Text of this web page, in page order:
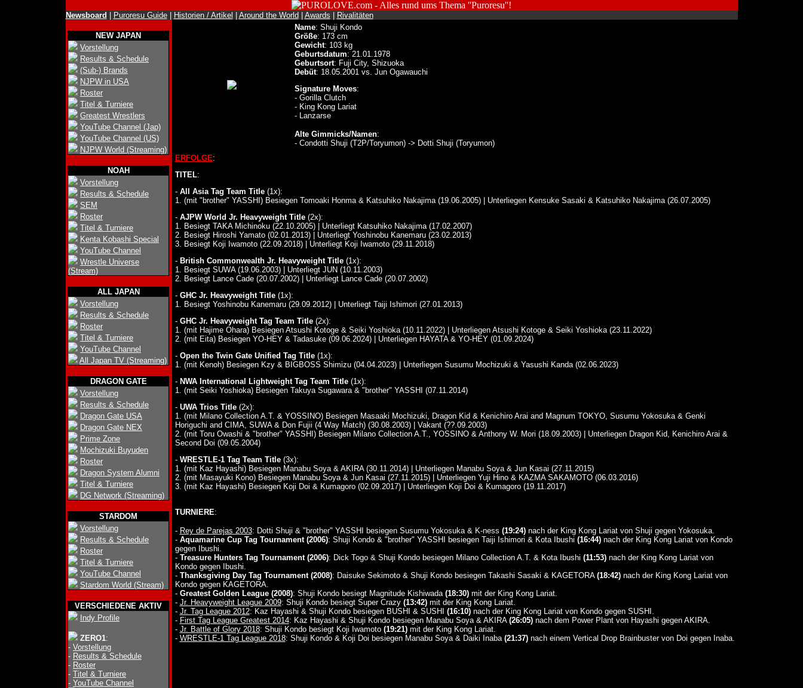
Newsboard Puroresu Guide| Historien / Artikel Around the World Awards Rivalitäten
NEW JAPAN
Vorstellung
Results & Schedule
(Sub-) Brands
NJPW in USA
Roster
Titel & Turniere
Greatest Wrestlers
YouTube Channel (Jap)
YouTube Channel (US)
NJPW World (Streaming)
NOAH
Vorstellung
Results & Schedule
SEM
Roster
Titel & Turniere
Kenta Kobashi Special
YouTube Channel
Wrestle Universe
(Stream)
ALL JAPAN
Vorstellung
Results & Schedule
Roster
Titel & Turniere
YouTube Channel
All Japan TV (Streaming)
DRAGON GATE
Vorstellung
Results & Schedule
Dragon Gate USA
Dragon Gate NEX
Prime Zone
Mochizuki Buyuden
Roster
Dragon System Alumni
Titel & Turniere
DG Network (Streaming)
STARDOM
Vorstellung
Results & Schedule
Roster
Titel & Turniere
YouTube Channel
Stardom World (Stream)
VERSCHIEDENE AKTIV
Indy Profile
ZERO1:
- Vorstellung
- Results & Schedule
- Roster
- Titel & Turniere
- YouTube Channel
Name: Shuji Kondo
Größe: 173 cm
Gewicht: 103 kg
Geburtsdatum: 21.01.1978
Geburtsort: Fuji City, Shizuoka
Debüt: 18.05.2001 vs. Jun Ogawauchi
Signature Moves:
- Gorilla Clutch
- King Kong Lariat
- Lanzarse
Alte Gimmicks/Namen:
- Condotti Shuji (T2P/Toryumon) -> Dotti Shuji (Toryumon)
ERFOLGE:
TITEL:
- All Asia Tag Team Title(1x):
1. (mit "brother" YASSHI) Besiegen Tomoaki Honma & Katsuhiko Nakajima (19.06.2005) | Unterliegen Kensuke Sasaki & Katsuhiko Nakajima (26.07.2005)
- AJPW World Jr. Heavyweight Title(2x):
1. Besiegt TAKA Michinoku (22.10.2005) | Unterliegt Katsuhiko Nakajima (17.02.2007)
2. Besiegt Hiroshi Yamato (02.01.2013) | Unterliegt Yoshinobu Kanemaru (23.02.2013)
3. Besiegt Koji Iwamoto (22.09.2018) | Unterliegt Koji Iwamoto (29.11.2018)
- British Commonwealth Jr. Heavyweight Title(1x):
1. Besiegt SUWA (19.06.2003) | Unterliegt JUN (10.11.2003)
2. Besiegt Lance Cade (20.07.2002) | Unterliegt Lance Cade (20.07.2002)
- GHC Jr. Heavyweight Title(1x):
1. Besiegt Yoshinobu Kanemaru (29.09.2012) | Unterliegt Taiji Ishimori (27.01.2013)
- GHC Jr. Heavyweight Tag Team Title(2x):
1. (mit Hajime Ohara) Besiegen Atsushi Kotoge & Seiki Yoshioka (10.11.2022) | Unterliegen Atsushi Kotoge & Seiki Yoshioka (23.11.2022)
2. (mit Eita) Besiegen YO-HEY & Tadasuke (09.06.2024) | Unterliegen HAYATA & YO-HEY (01.09.2024)
- Open the Twin Gate Unified Tag Title(1x):
1. (mit Kenoh) Besiegen Kzy & BIGBOSS Shimizu (04.04.2023) | Unterliegen Susumu Mochizuki & Yasushi Kanda (02.06.2023)
- NWA International Lightweight Tag Team Title(1x):
1. (mit Seiki Yoshioka) Besiegen Takuya Sugawara & "brother" YASSHI (07.11.2014)
- UWA Trios Title(2x):
1. (mit Milano Collection A.T. & YOSSINO) Besiegen Masaaki Mochizuki, Dragon Kid & Kenichiro Arai and Magnum TOKYO, Susumu Yokosuka & Genki
Horiguchi and CIMA, SUWA & Don Fujii (4 Way Match) (30.08.2003) | Vakant (??.09.2003)
2. (mit Toru Owashi & "brother" YASSHI) Besiegen Milano Collection A.T., YOSSINO & Anthony W. Mori (18.09.2003) | Unterliegen Dragon Kid, Kenichiro Arai &
Second Doi (09.05.2004)
- WRESTLE-1 Tag Team Title(3x):
1. (mit Kaz Hayashi) Besiegen Manabu Soya & AKIRA (30.11.2014) | Unterliegen Manabu Soya & Jun Kasai (27.11.2015)
2. (mit Masayuki Kono) Besiegen Manabu Soya & Jun Kasai (27.11.2015) | Unterliegen Yuji Hino & KAZMA SAKAMOTO (06.03.2016)
3. (mit Kaz Hayashi) Besiegen Koji Doi & Kumagoro (02.09.2017) | Unterliegen Koji Doi & Kumagoro (19.11.2017)
TURNIERE:
- Rey de Parejas 2003: Dotti Shuji & "brother" YASSHI besiegen Susumu Yokosuka & K-ness (19:24)nach der King Kong Lariat von Shuji gegen Yokosuka.
- Aquamarine Cup Tag Tournament (2006): Shuji Kondo & "brother" YASSHI besiegen Taiji Ishimori & Kota Ibushi (16:44)nach der King Kong Lariat von Kondo
gegen Ibushi.
- Treasure Hunters Tag Tournament (2006): Dick Togo & Shuji Kondo besiegen Milano Collection A.T. & Kota Ibushi (11:53)nach der King Kong Lariat von
Kondo gegen Ibushi.
- Thanksgiving Day Tag Tournament (2008): Daisuke Sekimoto & Shuji Kondo besiegen Takashi Sasaki & KAGETORA (18:42)nach der King Kong Lariat von
Kondo gegen KAGETORA.
- Greatest Golden League (2008): Shuji Kondo besiegt Magnitude Kishiwada (18:30)mit der King Kong Lariat.
- Jr. Heavyweight League 2009: Shuji Kondo besiegt Super Crazy (13:42)mit der King Kong Lariat.
- Jr. Tag League 2012: Kaz Hayashi & Shuji Kondo besiegen BUSHI & SUSHI (16:10)nach der King Kong Lariat von Kondo gegen SUSHI.
- First Tag League Greatest 2014: Kaz Hayashi & Shuji Kondo besiegen Manabu Soya & AKIRA (26:05)nach dem Power Plant von Hayashi gegen AKIRA.
- Jr. Battle of Glory 2018: Shuji Kondo besiegt Koji Iwamoto (19:21)mit der King Kong Lariat.
- WRESTLE-1 Tag League 2018: Shuji Kondo & Koji Doi besiegen Manabu Soya & Daiki Inaba (21:37)nach einem Vertical Drop Brainbuster von Doi gegen Inaba.